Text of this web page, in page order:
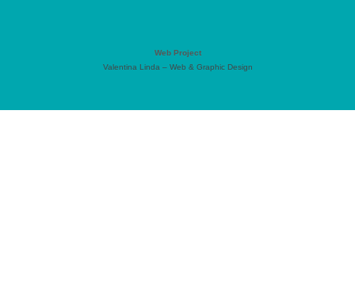
Web Project
Valentina Linda – Web & Graphic Design